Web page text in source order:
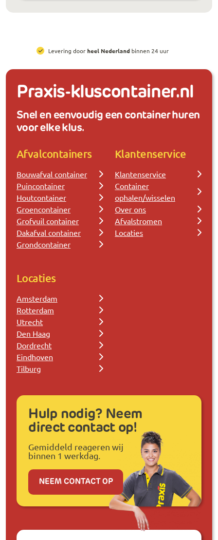
All-in prijzen, inclusief brengen, ophalen en huur
Praxis-kluscontainer.nl
Snel en eenvoudig een container huren
voor elke klus.
Afvalcontainers
Bouwafval container
Puincontainer
Houtcontainer
Groencontainer
Grofvuil container
Dakafval container
Grondcontainer
Klantenservice
Klantenservice
Container
ophalen/wisselen
Over ons
Afvalstromen
Locaties
Locaties
Amsterdam
Rotterdam
Utrecht
Den Haag
Dordrecht
Eindhoven
Tilburg
Hulp nodig? Neem
direct contact op!
Gemiddeld reageren wij
binnen 1 werkdag.
NEEM CONTACT OP